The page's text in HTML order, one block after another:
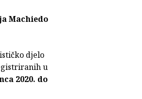
Machiedo
djelo
u
2020. do